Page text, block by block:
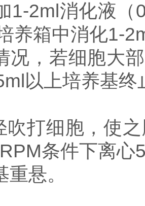
1-2ml消化液（
养箱中消化1-
况，若细胞大
以上培养基终
吹打细胞，使
条件下离心
悬。